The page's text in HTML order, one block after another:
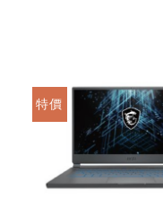
特價